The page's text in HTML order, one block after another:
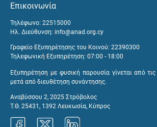
Επικοινωνία
Τηλέφωνο: 22515000
Ηλ. Διεύθυνση: info@anad.org.cy
Γραφείο Εξυπηρέτησης του Κοινού: 22390300
Τηλεφωνική Εξυπηρέτηση: 07:00 - 18:00
Εξυπηρέτηση με φυσική παρουσία γίνεται από
μετά από διευθέτηση συνάντησης.
Αναβύσσου 2, 2025 Στρόβολος
Τ.Θ. 25431, 1392 Λευκωσία, Κύπρος